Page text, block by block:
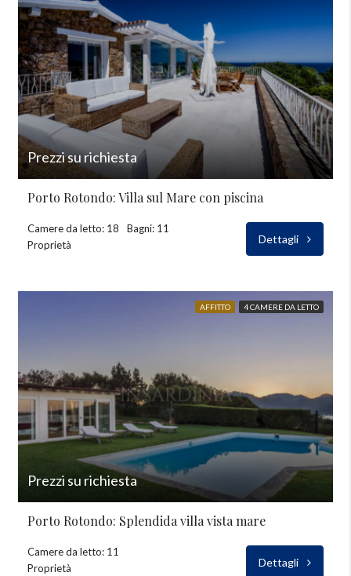
Prezzi su richiesta
Porto Rotondo: Villa sul Mare con piscina
Camere da letto: 18
Bagni: 11
Proprietà
Dettagli
AFFITTO 4 CAMERE DA LETTO
Prezzi su richiesta
Porto Rotondo: Splendida villa vista mare
Camere da letto: 11
Proprietà
Dettagli